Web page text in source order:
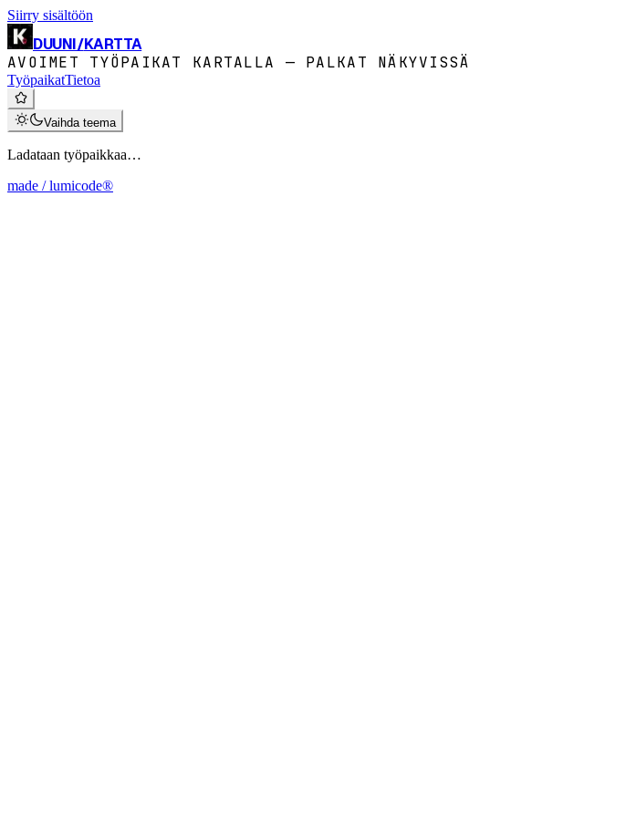
Siirry sisältöön
DUUNI/KARTTA
AVOIMET TYÖPAIKAT KARTALLA — PALKAT NÄKYVISSÄ
TyöpaikatTietoa
Vaihda teema
Ladataan työpaikkaa…
made / lumicode®